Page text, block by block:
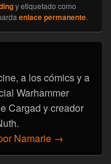
y etiquetado como
enlace permanente.
a los cómics y a
Warhammer
Cargad y creador
Namarie →